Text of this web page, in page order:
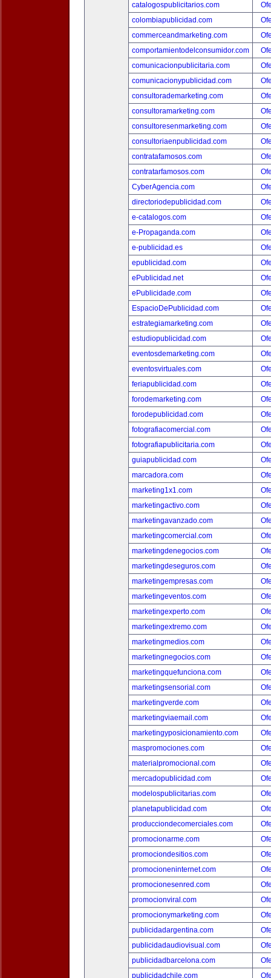
catalogospublicitarios.com
colombiapublicidad.com
commerceandmarketing.com
comportamientodelconsumidor.com
comunicacionpublicitaria.com
comunicacionypublicidad.com
consultorademarketing.com
consultoramarketing.com
consultoresenmarketing.com
consultoriaenpublicidad.com
contratafamosos.com
contratarfamosos.com
CyberAgencia.com
directoriodepublicidad.com
e-catalogos.com
e-Propaganda.com
e-publicidad.es
epublicidad.com
ePublicidad.net
ePublicidade.com
EspacioDePublicidad.com
estrategiamarketing.com
estudiopublicidad.com
eventosdemarketing.com
eventosvirtuales.com
feriapublicidad.com
forodemarketing.com
forodepublicidad.com
fotografiacomercial.com
fotografiapublicitaria.com
guiapublicidad.com
marcadora.com
marketing1x1.com
marketingactivo.com
marketingavanzado.com
marketingcomercial.com
marketingdenegocios.com
marketingdeseguros.com
marketingempresas.com
marketingeventos.com
marketingexperto.com
marketingextremo.com
marketingmedios.com
marketingnegocios.com
marketingquefunciona.com
marketingsensorial.com
marketingverde.com
marketingviaemail.com
marketingyposicionamiento.com
maspromociones.com
materialpromocional.com
mercadopublicidad.com
modelospublicitarias.com
planetapublicidad.com
producciondecomerciales.com
promocionarme.com
promociondesitios.com
promocioneninternet.com
promocionesenred.com
promocionviral.com
promocionymarketing.com
publicidadargentina.com
publicidadaudiovisual.com
publicidadbarcelona.com
publicidadchile.com